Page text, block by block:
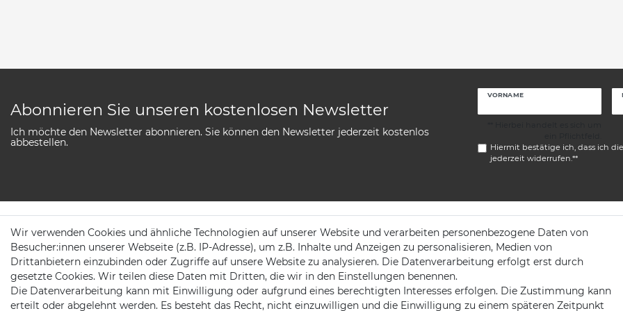
Abonnieren Sie unseren kostenlosen Newsletter
Ich möchte den Newsletter abonnieren. Sie können den Newsletter jederzeit kostenlos
abbestellen.
VORNAME
Hiermit bestätige ich, dass ich die
jederzeit widerrufen.**
SERVICE
AGB
Widerrufs­recht
Newsletter Anmeldung
Zahlung & Versand
KONTAKT
Telefon:+49 176 24909451
Wir verwenden Cookies und ähnliche Technologien auf unserer Website und verarbeiten personenbezogene Daten von
Besucher:innen unserer Webseite (z.B. IP-Adresse), um z.B. Inhalte und Anzeigen zu personalisieren, Medien von
Drittanbietern einzubinden oder Zugriffe auf unsere Website zu analysieren. Die Datenverarbeitung erfolgt erst durch
gesetzte Cookies. Wir teilen diese Daten mit Dritten, die wir in den Einstellungen benennen.
Die Datenverarbeitung kann mit Einwilligung oder aufgrund eines berechtigten Interesses erfolgen. Die Zustimmung kann
erteilt oder abgelehnt werden. Es besteht das Recht, nicht einzuwilligen und die Einwilligung zu einem späteren Zeitpunkt